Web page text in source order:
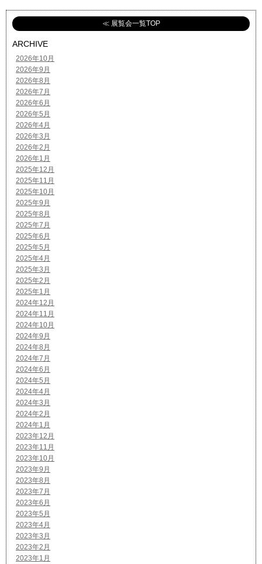
≪ 展覧会一覧TOP
ARCHIVE
2026年10月
2026年9月
2026年8月
2026年7月
2026年6月
2026年5月
2026年4月
2026年3月
2026年2月
2026年1月
2025年12月
2025年11月
2025年10月
2025年9月
2025年8月
2025年7月
2025年6月
2025年5月
2025年4月
2025年3月
2025年2月
2025年1月
2024年12月
2024年11月
2024年10月
2024年9月
2024年8月
2024年7月
2024年6月
2024年5月
2024年4月
2024年3月
2024年2月
2024年1月
2023年12月
2023年11月
2023年10月
2023年9月
2023年8月
2023年7月
2023年6月
2023年5月
2023年4月
2023年3月
2023年2月
2023年1月